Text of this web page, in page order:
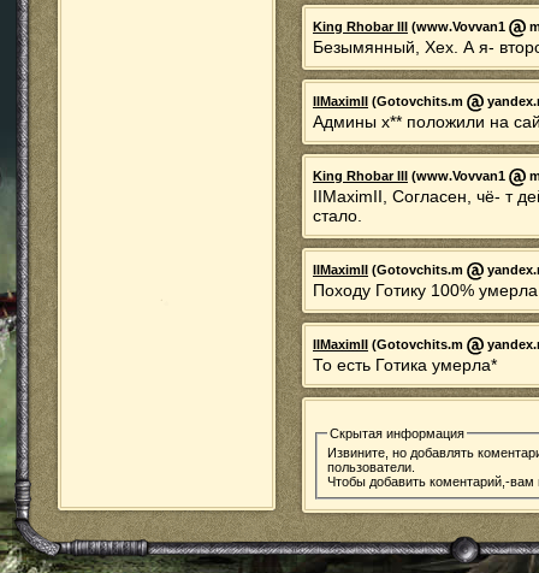
King Rhobar III (www.Vovvan1
Безымянный, Хех. А я-
IIMaximII (Gotovchits.m
Админы х** положили на
King Rhobar III (www.Vovvan1
IIMaximII, Согласен, чё- т
стало.
IIMaximII (Gotovchits.m
Походу Готику 100% умерла
IIMaximII (Gotovchits.m
То есть Готика умерла*
Скрытая информация
Извините, но добавлять
пользователи.
Чтобы добавить коментарий,-